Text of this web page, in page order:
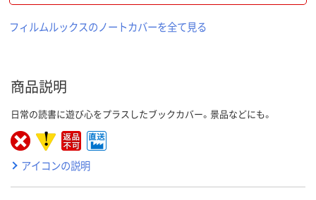
フィルムルックスのノートカバーを全て見る
商品説明
日常の読書に遊び心をプラスしたブックカバー。景品などにも。
アイコンの説明